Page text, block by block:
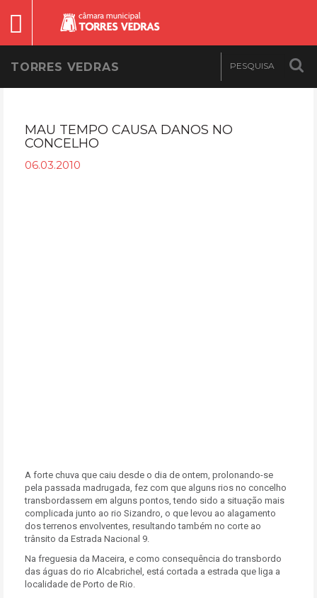
TORRES VEDRAS
MAU TEMPO CAUSA DANOS NO
CONCELHO
06.03.2010
A forte chuva que caiu desde o dia de ontem, prolonando-se
pela passada madrugada, fez com que alguns rios no concelho
transbordassem em alguns pontos, tendo sido a situação mais
complicada junto ao rio Sizandro, o que levou ao alagamento
dos terrenos envolventes, resultando também no corte ao
trânsito da Estrada Nacional 9.
Na freguesia da Maceira, e como consequência do transbordo
das águas do rio Alcabrichel, está cortada a estrada que liga a
localidade de Porto de Rio.